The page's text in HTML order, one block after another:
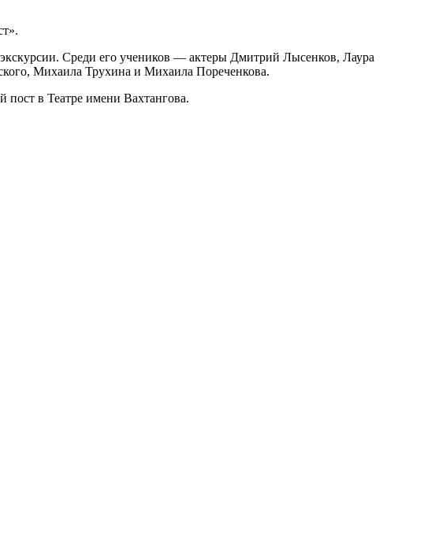
Среди его учеников — актеры Дмитрий Лысенков, Лаура
Михаила Трухина и Михаила Пореченкова.
в Театре имени Вахтангова.